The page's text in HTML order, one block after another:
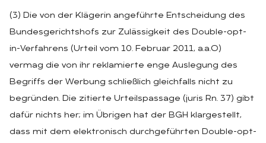
(3) Die von der Klägerin angeführte Entscheidung des
Bundesgerichtshofs zur Zulässigkeit des Double-opt-
in-Verfahrens (Urteil vom 10. Februar 2011, a.a.O)
vermag die von ihr reklamierte enge Auslegung des
Begriffs der Werbung schließlich gleichfalls nicht zu
begründen. Die zitierte Urteilspassage (juris Rn. 37) gibt
dafür nichts her; im Übrigen hat der BGH klargestellt,
dass mit dem elektronisch durchgeführten Double-opt-